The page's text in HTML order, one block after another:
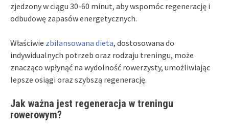
zjedzony w ciągu 30-60 minut, aby wspomóc regenerację i
odbudowę zapasów energetycznych.
Właściwie zbilansowana dieta, dostosowana do
indywidualnych potrzeb oraz rodzaju treningu, może
znacząco wpłynąć na wydolność rowerzysty, umożliwiając
lepsze osiągi oraz szybszą regenerację.
Jak ważna jest regeneracja w treningu
rowerowym?